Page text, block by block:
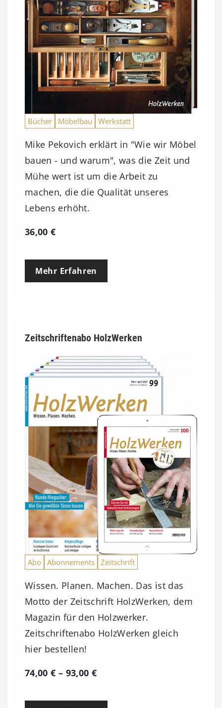
Bücher Möbelbau Werkstatt
Mike Pekovich erklärt in "Wie wir Möbel
bauen - und warum", was die Zeit und
Mühe wert ist um die Arbeit zu
machen, die die Qualität unseres
Lebens erhöht.
36,00€
Mehr Erfahren
Zeitschriftenabo HolzWerken
Abo Abonnements Zeitschrift
Wissen. Planen. Machen. Das ist das
Motto der Zeitschrift HolzWerken, dem
Magazin für den Holzwerker.
Zeitschriftenabo HolzWerken gleich
hier bestellen!
74,00€ – 93,00 €P
e